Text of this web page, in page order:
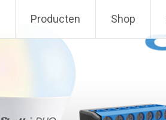
Producten Shop